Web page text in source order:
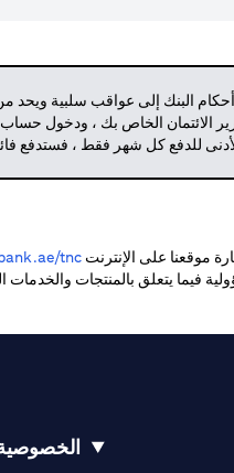
البنك إلى عواقب سلبية
الائتمان الخاص بك ، ودخول
للدفع كل شهر فقط ،
موقعنا على الإنترنت tnc.
فيما يتعلق بالمنتجات